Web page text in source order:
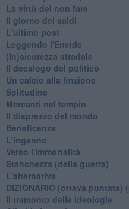
La virtù del non fare
Il giorno dei saldi
L'ultimo post
Leggendo l'Eneide
​(In)sicurezza stradale
Il decalogo del politico
Un calcio alla finzione
Solitudine
Mercanti nel tempio
Il disprezzo del mondo
Beneficenza
L'inganno
Verso l'immortalità
Stanchezza (della guerra)
L'alternativa
​DIZIONARIO (ottava
Il tramonto delle ideologie